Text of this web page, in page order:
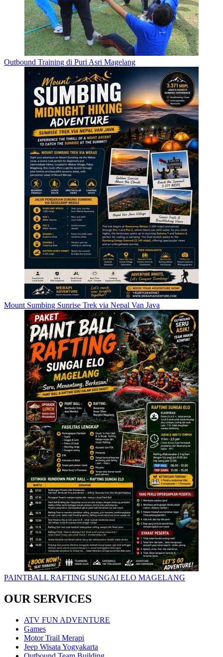
Outbound Training di Puri Asri Magelang
Mount Sumbing Sunrise Trek via Nepal Van Java
PAINTBALL RAFTING SUNGAI ELO MAGELANG
OUR SERVICES
ATV FUN ADVENTURE
Games
Motor Trail Merapi
Jeep Wisata Yogyakarta